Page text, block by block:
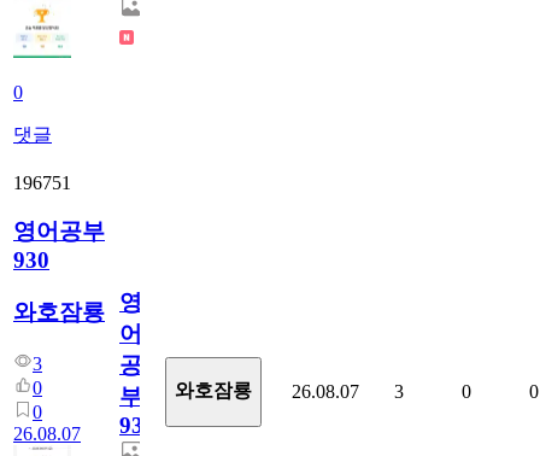
0
댓글
196751
영어공부
930
와호잠룡
3
0
0
26.08.07
영
어
공
부
930
와호잠룡 26.08.07 3 0 0